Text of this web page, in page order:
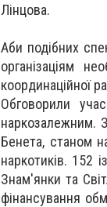
Лінцова.
Аби подібних
організаціям
координаційної
Обговорили
наркозалежним.
Бенета, станом
наркотиків. 152
Знам'янки та
фінансування